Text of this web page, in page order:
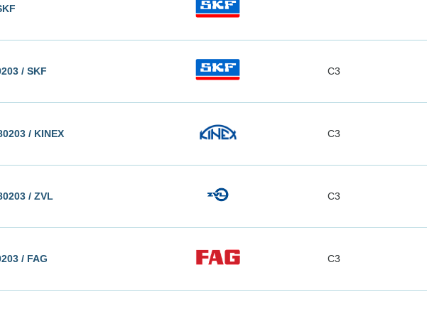
/ SKF C3
/ KINEX C3
/ ZVL C3
/ FAG C3